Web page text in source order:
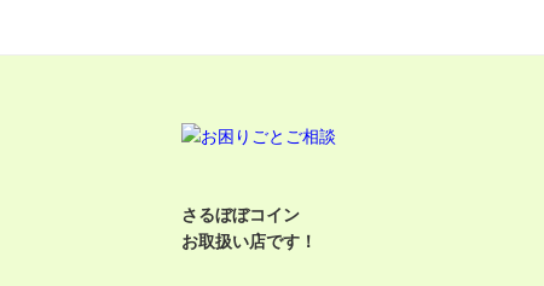
さるぼぼコイン
お取扱い店です！